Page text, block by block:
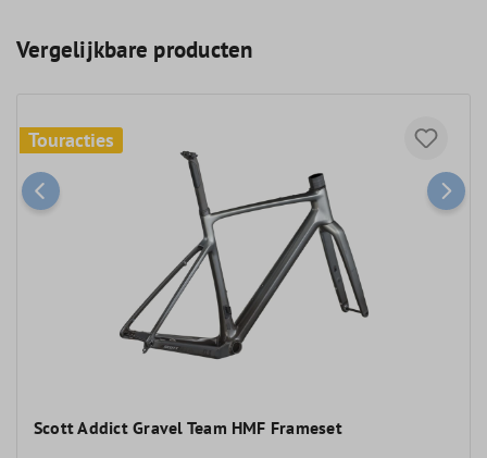
Vergelijkbare producten
Touracties
Scott Addict Gravel Team HMF Frameset